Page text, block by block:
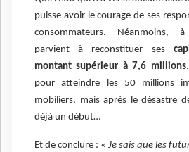
puisse avoir le courage de ses
consommateurs. Néanmoins,
parvient à reconstituer ses
montant supérieur à 7,6 millions.
pour atteindre les 50 millions
mobiliers, mais après le désastre
déjà un début…
Et de conclure : « Je sais que les